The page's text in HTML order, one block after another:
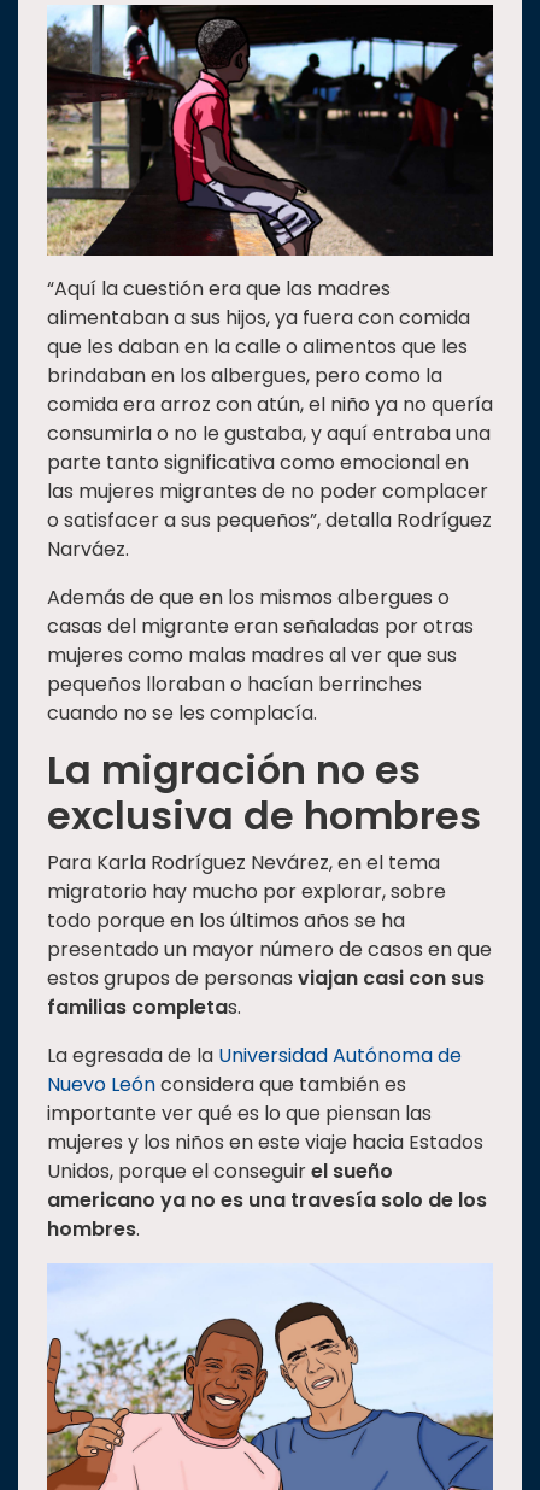
“Aquí la cuestión era que las madres
alimentaban a sus hijos, ya fuera con comida
que les daban en la calle o alimentos que les
brindaban en los albergues, pero como la
comida era arroz con atún, el niño ya no quería
consumirla o no le gustaba, y aquí entraba una
parte tanto significativa como emocional en
las mujeres migrantes de no poder complacer
o satisfacer a sus pequeños”, detalla Rodríguez
Narváez.
Además de que en los mismos albergues o
casas del migrante eran señaladas por otras
mujeres como malas madres al ver que sus
pequeños lloraban o hacían berrinches
cuando no se les complacía.
La migración no es
exclusiva de hombres
Para Karla Rodríguez Nevárez, en el tema
migratorio hay mucho por explorar, sobre
todo porque en los últimos años se ha
presentado un mayor número de casos en que
estos grupos de personas viajan casi con sus
familias completas.
La egresada de la Universidad Autónoma de
Nuevo Leónconsidera que también es
importante ver qué es lo que piensan las
mujeres y los niños en este viaje hacia Estados
Unidos, porque el conseguirel sueño
americano ya no es una travesía solo de los
hombres.